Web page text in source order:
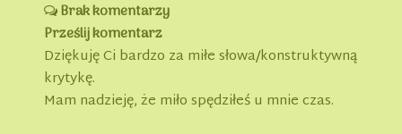
Brak komentarzy
Prześlij komentarz
Dziękuję Ci bardzo za miłe słowa/konstruktywną
krytykę.
Mam nadzieję, że miło spędziłeś u mnie czas.